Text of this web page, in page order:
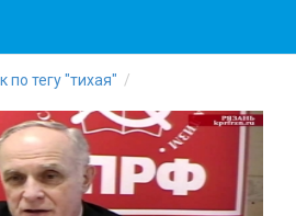
по тегу "тихая"